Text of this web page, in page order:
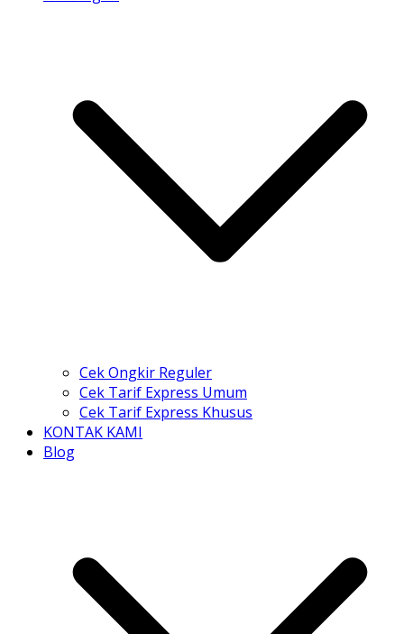
Cek Ongkir Reguler
Cek Tarif Express Umum
Cek Tarif Express Khusus
KONTAK KAMI
Blog